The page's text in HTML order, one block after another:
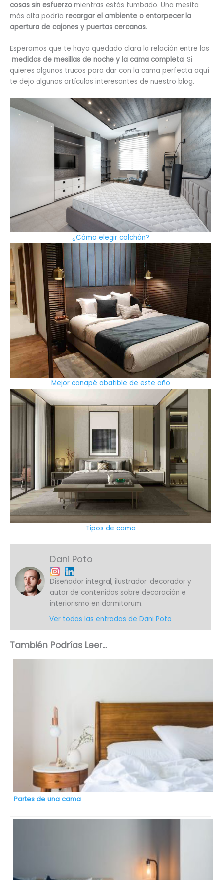
cosas sin esfuerzo mientras estás tumbado. Una mesita
más alta podría recargar el ambiente o entorpecer la
apertura de cajones y puertas cercanas.
Esperamos que te haya quedado clara la relación entre las
medidas de mesillas de noche y la cama completa. Si
quieres algunos trucos para dar con la cama perfecta aquí
te dejo algunos artículos interesantes de nuestro blog.
¿Cómo elegir colchón?
Mejor canapé abatible de este año
Tipos de cama
Dani Poto
Diseñador integral, ilustrador, decorador y
autor de contenidos sobre decoración e
interiorismo en dormitorum.
Ver todas las entradas de Dani Poto
También Podrías Leer...
Partes de una cama